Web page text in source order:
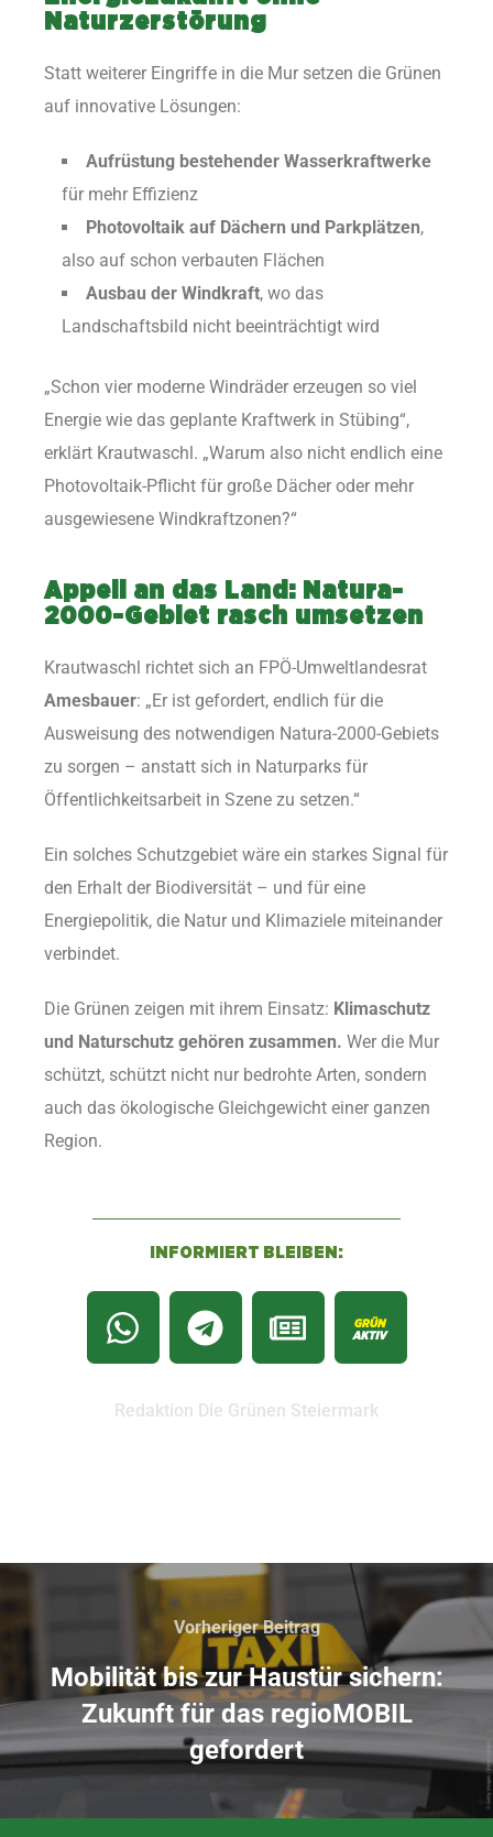
Naturzerstörung
Statt weiterer Eingriffe in die Mur setzen die Grünen
auf innovative Lösungen:
Aufrüstung bestehender Wasserkraftwerke
für mehr Effizienz
Photovoltaik auf Dächern und Parkplätzen,
also auf schon verbauten Flächen
Ausbau der Windkraft, wo das
Landschaftsbild nicht beeinträchtigt wird
„Schon vier moderne Windräder erzeugen so viel
Energie wie das geplante Kraftwerk in Stübing“,
erklärt Krautwaschl. „Warum also nicht endlich eine
Photovoltaik-Pflicht für große Dächer oder mehr
ausgewiesene Windkraftzonen?“
Appell an das Land: Natura-
2000-Gebiet rasch umsetzen
Krautwaschl richtet sich an FPÖ-Umweltlandesrat
Amesbauer: „Er ist gefordert, endlich für die
Ausweisung des notwendigen Natura-2000-Gebiets
zu sorgen – anstatt sich in Naturparks für
Öffentlichkeitsarbeit in Szene zu setzen.“
Ein solches Schutzgebiet wäre ein starkes Signal für
den Erhalt der Biodiversität – und für eine
Energiepolitik, die Natur und Klimaziele miteinander
verbindet.
Die Grünen zeigen mit ihrem Einsatz: Klimaschutz
und Naturschutz gehören zusammen. Wer die Mur
schützt, schützt nicht nur bedrohte Arten, sondern
auch das ökologische Gleichgewicht einer ganzen
Region.
INFORMIERT BLEIBEN:
Redaktion Die Grünen Steiermark
Vorheriger Beitrag
Mobilität bis zur Haustür sichern:
Zukunft für das regioMOBIL
gefordert